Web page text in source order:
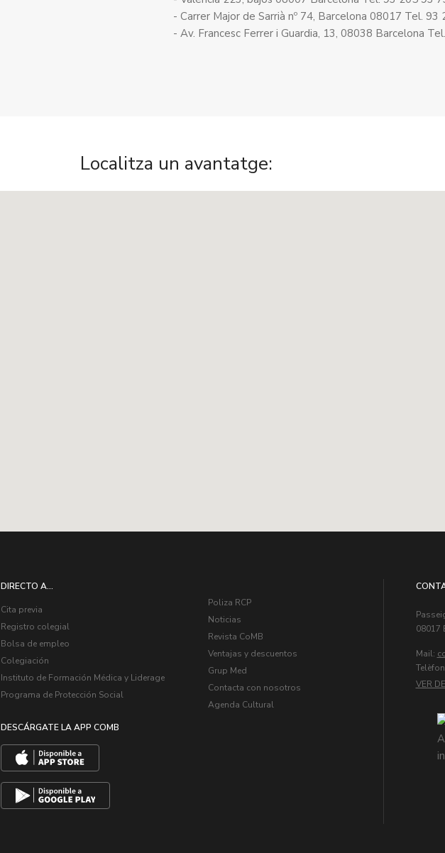
- Carrer Major de Sarrià nº 74, Barcelona 08017 Tel. 93
- Av. Francesc Ferrer i Guardia, 13, 08038 Barcelona
Localitza un avantatge:
DIRECTO A...
Cita previa
Registro colegial
Bolsa de empleo
Colegiación
Instituto de Formación Médica y Liderage
Programa de Protección Social
DESCÁRGATE LA APP COMB
Poliza RCP
Noticias
Revista CoMB
Ventajas y descuentos
Grup Med
Contacta con nosotros
Agenda Cultural
08017
Mail:
VER